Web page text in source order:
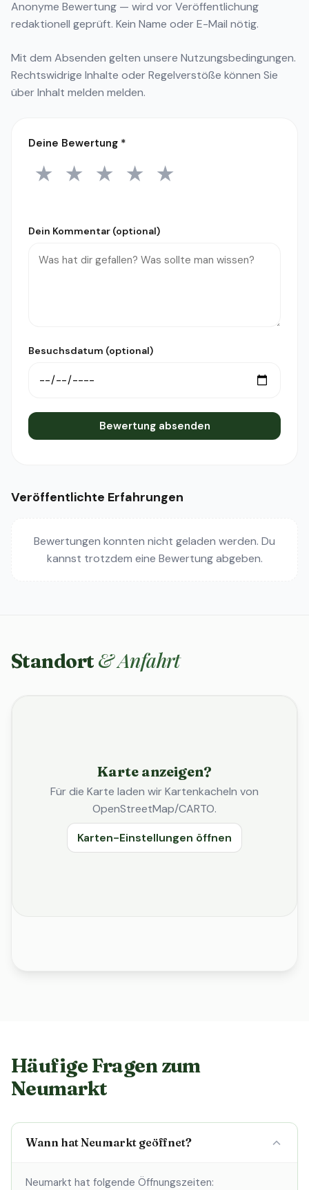
Anonyme Bewertung — wird vor Veröffentlichung
redaktionell geprüft. Kein Name oder E-Mail nötig.
Mit dem Absenden gelten unsere Nutzungsbedingungen.
Rechtswidrige Inhalte oder Regelverstöße können Sie
überInhalt melden melden.
Deine Bewertung *
1 Stern
★ 2 Sterne
★ 3 Sterne
★ 4 Sterne
★ 5 Sterne
★
Dein Kommentar (optional)
Besuchsdatum (optional)
Bewertung absenden
Veröffentlichte Erfahrungen
Bewertungen konnten nicht geladen werden. Du
kannst trotzdem eine Bewertung abgeben.
Standort & Anfahrt
Karte anzeigen?
Für die Karte laden wir Kartenkacheln von
OpenStreetMap/CARTO.
Karten-Einstellungen öffnen
Häufige Fragen zum
Neumarkt
Wann hat Neumarkt geöffnet?
Neumarkt hat folgende Öffnungszeiten: